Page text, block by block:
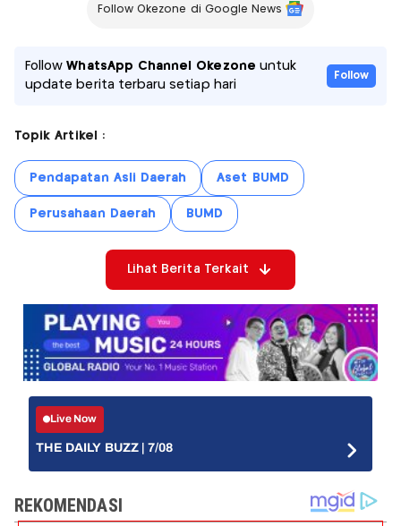
Follow Okezone di Google News
FollowWhatsApp Channel Okezone untuk
update berita terbaru setiap hari
Follow
Topik Artikel :
Pendapatan Asli Daerah Aset BUMD
Perusahaan Daerah BUMD
Lihat Berita Terkait
Live Now
THE DAILY BUZZ | 7/08